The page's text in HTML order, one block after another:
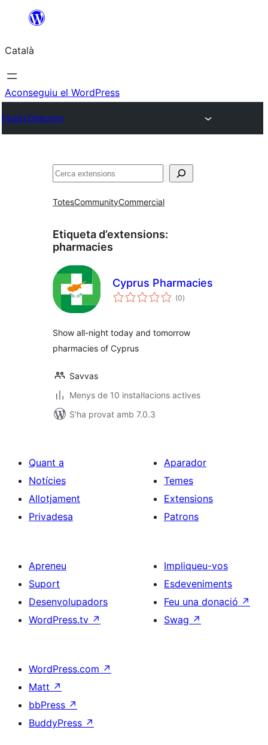
contingut
Català
Aconseguiu el WordPress
Plugin Directory
Cerca
TotesCommunityCommercial
Etiqueta d’extensions:
pharmacies
Cyprus Pharmacies
(0puntuacions
totals
)
Show all-night today and tomorrow
pharmacies of Cyprus
Savvas
Menys de 10 instal·lacions actives
S'ha provat amb 7.0.3
Quant a
Notícies
Allotjament
Privadesa
Aparador
Temes
Extensions
Patrons
Apreneu
Suport
Desenvolupadors
WordPress.tv ↗
Impliqueu-vos
Esdeveniments
Feu una donació ↗
Swag ↗
WordPress.com ↗
Matt ↗
bbPress ↗
BuddyPress ↗